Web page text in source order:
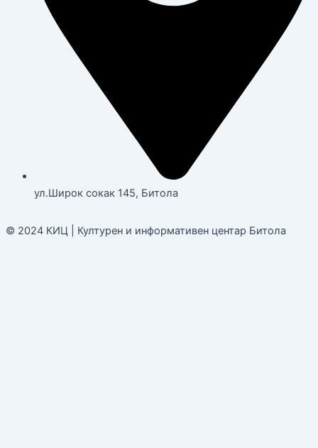
ул.Широк сокак 145, Битола
© 2024 КИЦ | Културен и информативен центар Битола